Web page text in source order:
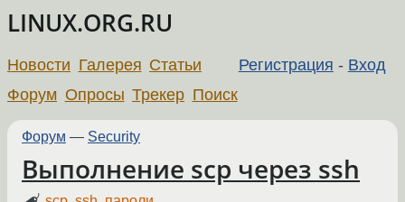
LINUX.ORG.RU
Регистрация - Вход
Новости Галерея Статьи
Форум Опросы Трекер Поиск
Форум — Security
Выполнение scp через ssh